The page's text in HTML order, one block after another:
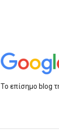
Το επίσημο blog